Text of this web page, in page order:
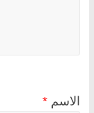
الاسم *